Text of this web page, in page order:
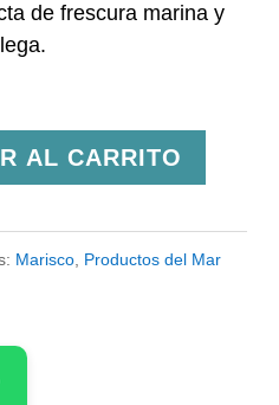
de frescura marina y
AL CARRITO
Marisco, Productos del Mar